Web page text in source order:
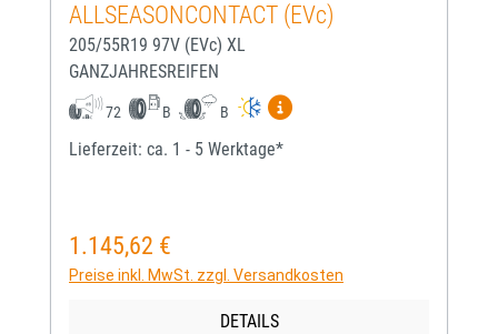
ALLSEASONCONTACT (EVc)
205/55R19 97V (EVc) XL
GANZJAHRESREIFEN
72 B B
Mehr Informationen zum
Lieferzeit: ca. 1 - 5 Werktage*
Regulärer Preis:
1.145,62 €
Preise inkl. MwSt. zzgl. Versandkosten
DETAILS